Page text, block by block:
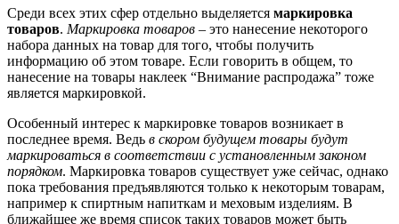
Среди всех этих сфер отдельно выделяется маркировка
товаров. Маркировка товаров – это нанесение некоторого
набора данных на товар для того, чтобы получить
информацию об этом товаре. Если говорить в общем, то
нанесение на товары наклеек “Внимание распродажа” тоже
является маркировкой.
Особенный интерес к маркировке товаров возникает в
последнее время. Ведь в скором будущем товары будут
маркироваться в соответствии с установленным законом
порядком. Маркировка товаров существует уже сейчас, однако
пока требования предъявляются только к некоторым товарам,
например к спиртным напиткам и меховым изделиям. В
ближайшее же время список таких товаров может быть